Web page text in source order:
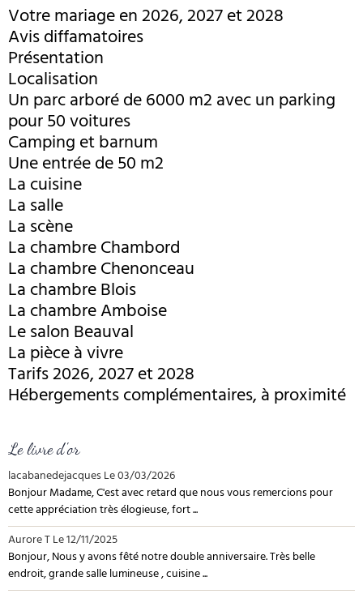
Votre mariage en 2026, 2027 et 2028
Avis diffamatoires
Présentation
Localisation
Un parc arboré de 6000 m2 avec un parking
pour 50 voitures
Camping et barnum
Une entrée de 50 m2
La cuisine
La salle
La scène
La chambre Chambord
La chambre Chenonceau
La chambre Blois
La chambre Amboise
Le salon Beauval
La pièce à vivre
Tarifs 2026, 2027 et 2028
Hébergements complémentaires, à proximité
Le livre d'or
lacabanedejacquesLe 03/03/2026
Bonjour Madame, C'est avec retard que nous vous remercions pour
cette appréciation très élogieuse, fort ...
Aurore TLe 12/11/2025
Bonjour, Nous y avons fêté notre double anniversaire. Très belle
endroit, grande salle lumineuse , cuisine ...